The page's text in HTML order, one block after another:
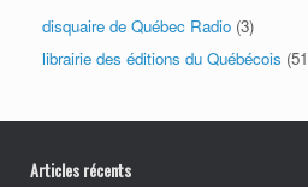
disquaire de Québec Radio (3)
librairie des éditions du Québécois
Articles récents